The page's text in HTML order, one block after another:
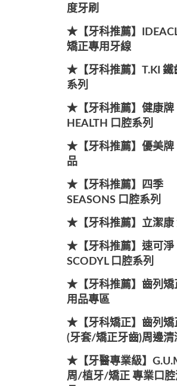
度牙刷
★【牙科推薦】
矯正專用牙線
★【牙科推薦】T.KI 鐵
系列
★【牙科推薦】健康牌
HEALTH 口腔系列
★【牙科推薦】優美牌
品
★【牙科推薦】四季
SEASONS 口腔系列
★【牙科推薦】立潔康
★【牙科推薦】速可淨
SCODYL 口腔系列
★【牙科推薦】齒列矯
用品專區
★【牙科矯正】齒列矯
(牙套/矯正牙齒)周邊清
★【牙醫專業級】
周/植牙/矯正 專業口腔